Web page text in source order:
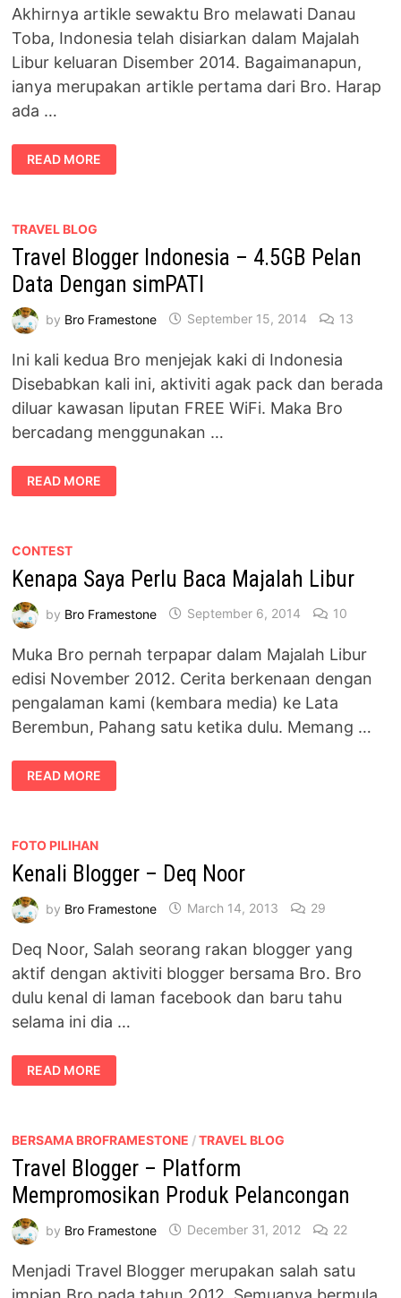
Akhirnya artikle sewaktu Bro melawati Danau
Toba, Indonesia telah disiarkan dalam Majalah
Libur keluaran Disember 2014. Bagaimanapun,
ianya merupakan artikle pertama dari Bro. Harap
ada …
ARTIKLE
BLOG
PELANCONGAN
READ MORE
TRAVEL BLOG
Travel Blogger Indonesia – 4.5GB Pelan
Data Dengan simPATI
by Bro Framestone September 15, 2014 13
Ini kali kedua Bro menjejak kaki di Indonesia
Disebabkan kali ini, aktiviti agak pack dan berada
diluar kawasan liputan FREE WiFi. Maka Bro
bercadang menggunakan …
TRAVEL
BLOGGER
INDONESIA
DATA
SIMPATI
READ MORE
CONTEST
Kenapa Saya Perlu Baca Majalah Libur
by Bro Framestone September 6, 2014 10
Muka Bro pernah terpapar dalam Majalah Libur
edisi November 2012. Cerita berkenaan dengan
pengalaman kami (kembara media) ke Lata
Berembun, Pahang satu ketika dulu. Memang …
KENAPA
SAYA
PERLU
READ MORE
FOTO PILIHAN
Kenali Blogger – Deq Noor
by Bro Framestone March 14, 2013 29
Deq Noor, Salah seorang rakan blogger yang
aktif dengan aktiviti blogger bersama Bro. Bro
dulu kenal di laman facebook dan baru tahu
selama ini dia …
KENALI
BLOGGER
–
READ MORE
BERSAMA BROFRAMESTONE /TRAVEL BLOG
Travel Blogger – Platform
Mempromosikan Produk Pelancongan
by Bro Framestone December 31, 2012 22
Menjadi Travel Blogger merupakan salah satu